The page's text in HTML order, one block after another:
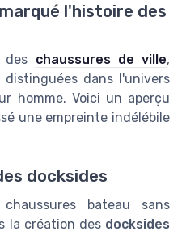
l'histoire des
chaussures de ville,
dans l'univers
homme. Voici un aperçu
une empreinte indélébile
docksides
bateau sans
la création des docksides